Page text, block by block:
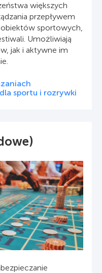
większych
przepływem
sportowych,
Umożliwiają
jak i aktywne im
sportu i rozrywki